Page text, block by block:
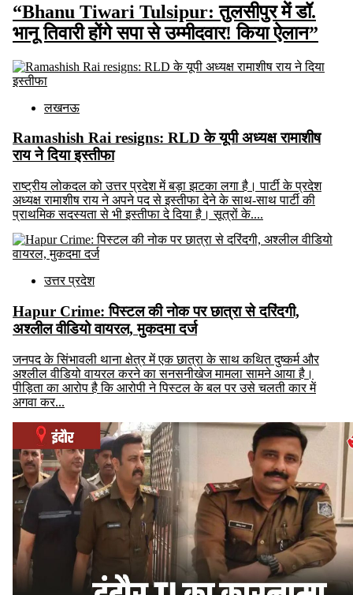
“Bhanu Tiwari Tulsipur: तुलसीपुर में ​डॉ.
भानू तिवारी होंगे सपा से उम्मीदवार! किया ऐलान”
लखनऊ
Ramashish Rai resigns: RLD के यूपी अध्यक्ष रामाशीष
राय ने दिया इस्तीफा
राष्ट्रीय लोकदल को उत्तर प्रदेश में बड़ा झटका लगा है। पार्टी के प्रदेश
अध्यक्ष रामाशीष राय ने अपने पद से इस्तीफा देने के साथ-साथ पार्टी की
प्राथमिक सदस्यता से भी इस्तीफा दे दिया है। सूत्रों के....
उत्तर प्रदेश
Hapur Crime: पिस्टल की नोक पर छात्रा से दरिंदगी,
अश्लील वीडियो वायरल, मुकदमा दर्ज
जनपद के सिंभावली थाना क्षेत्र में एक छात्रा के साथ कथित दुष्कर्म और
अश्लील वीडियो वायरल करने का सनसनीखेज मामला सामने आया है।
पीड़िता का आरोप है कि आरोपी ने पिस्टल के बल पर उसे चलती कार में
अगवा कर...